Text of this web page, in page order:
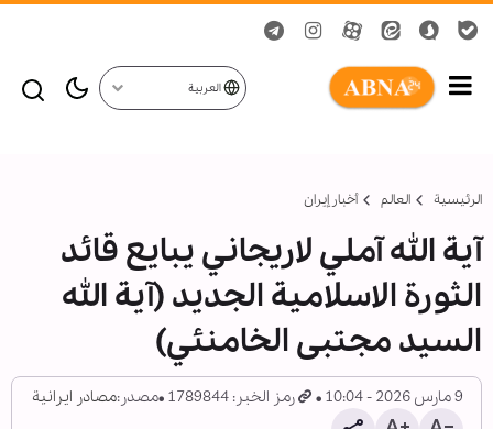
العربية
الرئيسية العالم أخبار إيران
آية الله آملي لاريجاني يبايع قائد
الثورة الاسلامية الجديد (آية الله
السيد مجتبى الخامنئي)
9 مارس 2026 - 10:04 رمز الخبر: 1789844 مصدر:مصادر ايرانية